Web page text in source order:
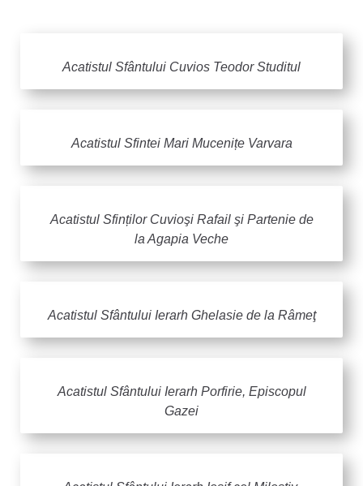
Acatistul Sfântului Cuvios Teodor Studitul
Acatistul Sfintei Mari Mucenițe Varvara
Acatistul Sfinților Cuvioşi Rafail şi Partenie de
la Agapia Veche
Acatistul Sfântului Ierarh Ghelasie de la Râmeţ
Acatistul Sfântului Ierarh Porfirie, Episcopul
Gazei